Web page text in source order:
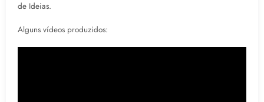
de Ideias.
Alguns vídeos produzidos: